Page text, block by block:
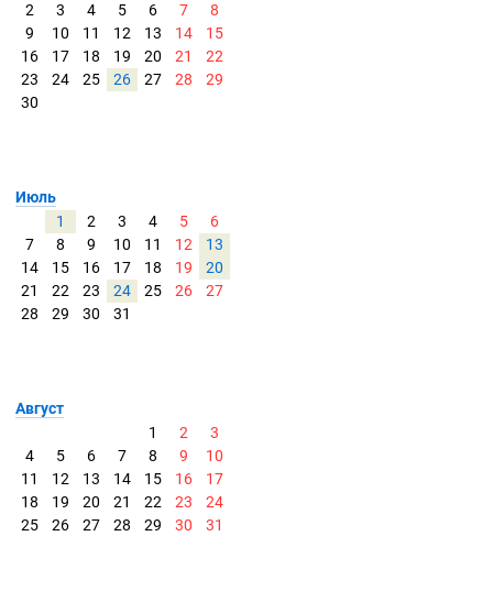
2
3 4 5 6 7
8
9
10 11 12 13 14
15
16
17 18 19 20 21
22
23
24 25 26 27 28
29
30
Июль
1
2 3 4 5
6
7
8 9 10 11 12
13
14
15 16 17 18 19
20
21
22 23 24 25 26
27
28
29 30 31
Август
1
2
3
4
5 6 7 8 9
10
11
12 13 14 15 16
17
18
19 20 21 22 23
24
25
26 27 28 29 30 31